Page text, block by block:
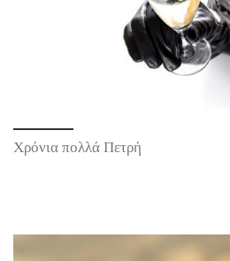
Χρόνια πολλά Πετρή